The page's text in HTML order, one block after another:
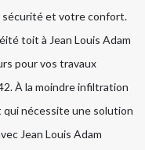
sécurité et votre confort.
toit à Jean Louis Adam
pour vos travaux
À la moindre infiltration
qui nécessite une solution
Jean Louis Adam